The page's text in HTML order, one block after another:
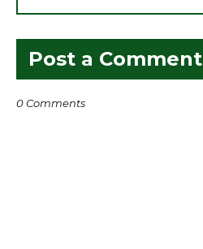
Post a Comment
0 Comments